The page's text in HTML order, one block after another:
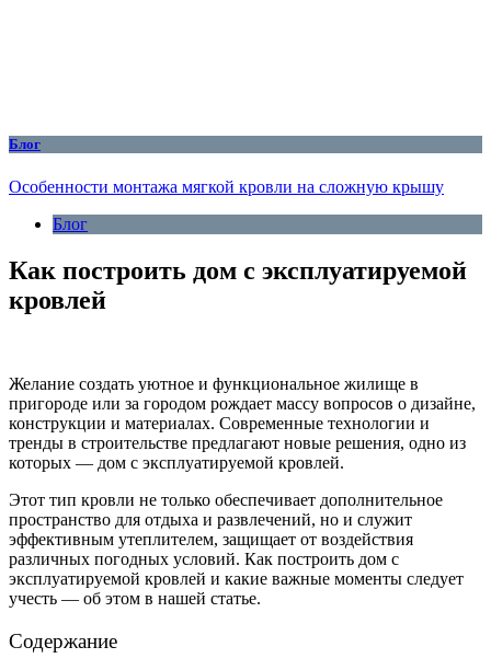
Блог
Особенности монтажа мягкой кровли на сложную крышу
Блог
Как построить дом с эксплуатируемой
кровлей
Желание создать уютное и функциональное жилище в
пригороде или за городом рождает массу вопросов о дизайне,
конструкции и материалах. Современные технологии и
тренды в строительстве предлагают новые решения, одно из
которых — дом с эксплуатируемой кровлей.
Этот тип кровли не только обеспечивает дополнительное
пространство для отдыха и развлечений, но и служит
эффективным утеплителем, защищает от воздействия
различных погодных условий. Как построить дом с
эксплуатируемой кровлей и какие важные моменты следует
учесть — об этом в нашей статье.
Содержание